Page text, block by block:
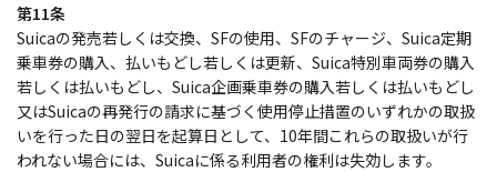
第11条
Suicaの発売若しくは交換、SFの使用、SFのチャージ、Suica定期
乗車券の購入、払いもどし若しくは更新、Suica特別車両券の購入
若しくは払いもどし、Suica企画乗車券の購入若しくは払いもどし
又はSuicaの再発行の請求に基づく使用停止措置のいずれかの取扱
いを行った日の翌日を起算日として、10年間これらの取扱いが行
われない場合には、Suicaに係る利用者の権利は失効します。